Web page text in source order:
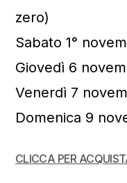
zero)
Sabato 1°
Giovedì 6
Venerdì 7
Domenica 9
CLICCA PER